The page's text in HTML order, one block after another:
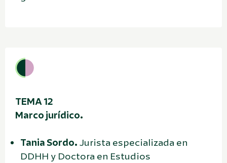
TEMA 12
Marco jurídico.
Tania Sordo. Jurista especializada en
DDHH y Doctora en Estudios